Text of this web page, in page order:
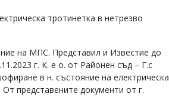
тротинетка в нетрезво
на МПС. Представил и Известие до
г. К. е о. от Районен съд – Г.с
в н. състояние на електрическа
представените документи от г.